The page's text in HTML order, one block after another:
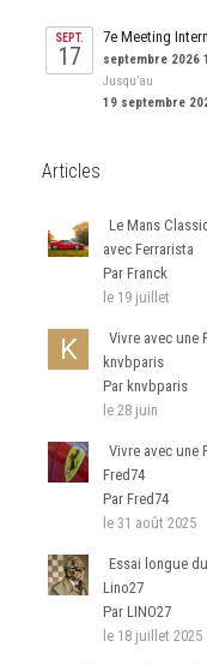
SEPT.
17
7e Meeting
septembre 2026
Jusqu’au
19 septembre
Articles
Le Mans
avec Ferrarista
Par Franck
le 19 juillet
Vivre avec une
knvbparis
Par knvbparis
le 28 juin
Vivre avec une
Fred74
Par Fred74
le 31 août 2025
Essai longue
Lino27
Par LINO27
le 18 juillet 2025